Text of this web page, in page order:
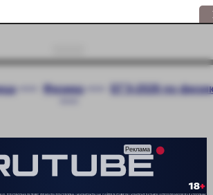
<<< Физика<<<
ЕГЭ-2026 по